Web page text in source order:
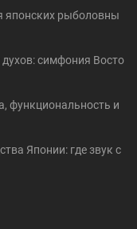
японских рыболовны
симфония Восто
функциональность и
Японии: где звук с